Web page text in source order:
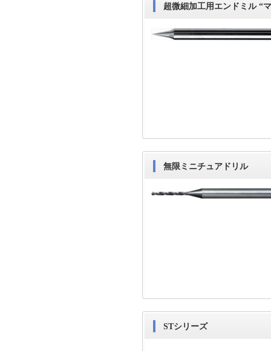
超微細加工用エンドミル “
無限ミニチュアドリル
STシリーズ